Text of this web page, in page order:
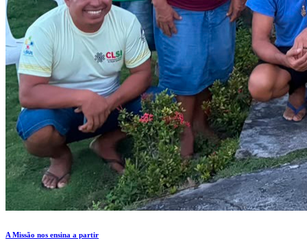
A Missão nos ensina a partir